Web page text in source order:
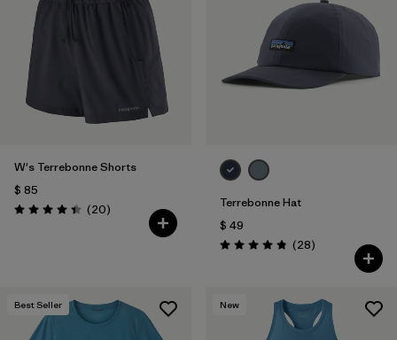
W's Terrebonne Shorts
$ 85
Valoración: 4.5 / 5
(20Comentarios
)
Terrebonne Hat
$ 49
Valoración: 4.8 / 5
(28Comentarios
)
Best Seller New